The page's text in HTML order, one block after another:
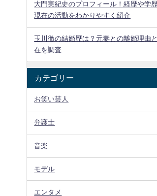
大門実紀史のプロフィール！経歴や学歴
現在の活動をわかりやすく紹介
玉川徹の結婚歴は？元妻との離婚理由
在を調査
カテゴリー
お笑い芸人
弁護士
音楽
モデル
エンタメ